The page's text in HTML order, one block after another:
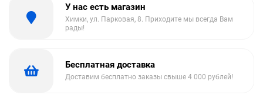
У нас есть магазин
Химки, ул. Парковая, 8. Приходите мы всегда Вам
рады!
Бесплатная доставка
Доставим бесплатно заказы свыше 4 000 рублей!